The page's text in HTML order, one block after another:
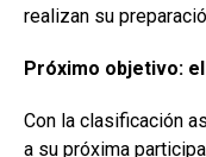
realizan su
Próximo objetivo:
Con la clasificación
a su próxima